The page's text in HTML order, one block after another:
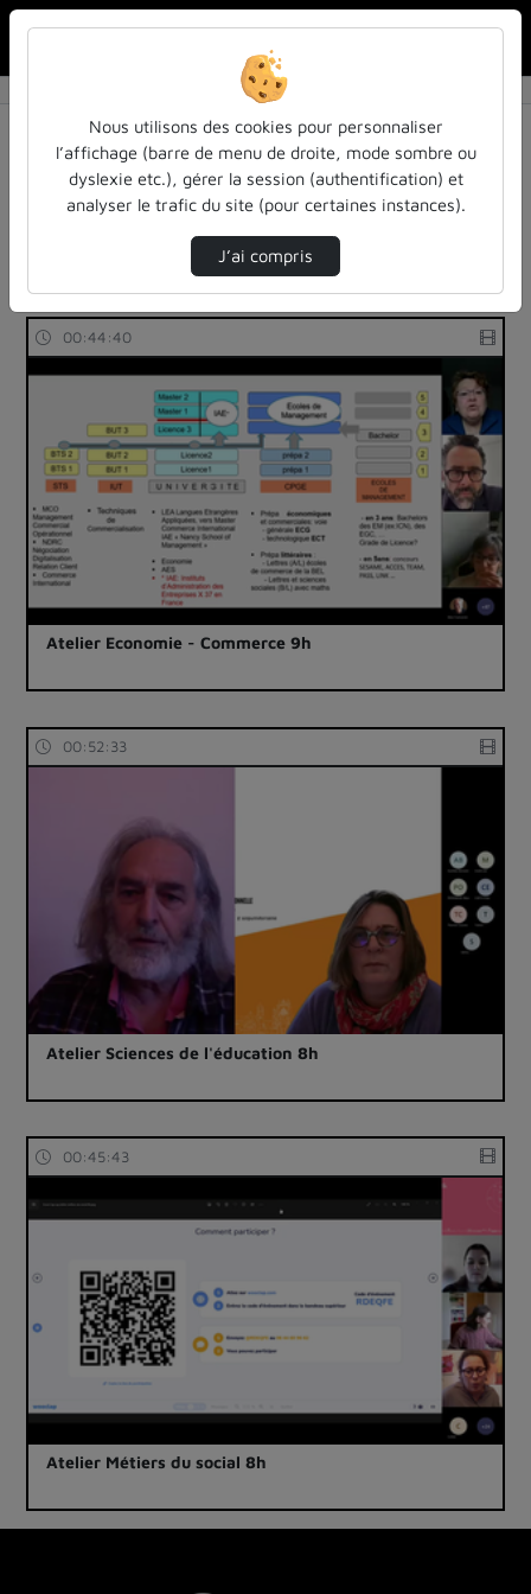
Résultats de la recherche
Filtres actifs (cliquer pour en retirer) :
colloques-et-conferences
cap-sur-lenseignement-superieur-2023
39 vidéos trouvées
00:44:40
Atelier Economie - Commerce 9h
00:52:33
Atelier Sciences de l'éducation 8h
00:45:43
Atelier Métiers du social 8h
Nous utilisons des cookies pour personnaliser
l’affichage (barre de menu de droite, mode sombre ou
dyslexie etc.), gérer la session (authentification) et
analyser le trafic du site (pour certaines instances).
J’ai compris